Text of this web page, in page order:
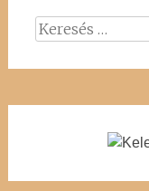
Keresés: